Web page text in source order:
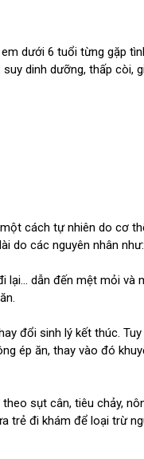
dưới 6 tuổi từng gặp
dinh dưỡng, thấp còi,
cách tự nhiên do cơ
do các nguyên nhân như:
dẫn đến mệt mỏi và
đổi sinh lý kết thúc.
ép ăn, thay vào đó
sụt cân, tiêu chảy,
trẻ đi khám để loại trừ